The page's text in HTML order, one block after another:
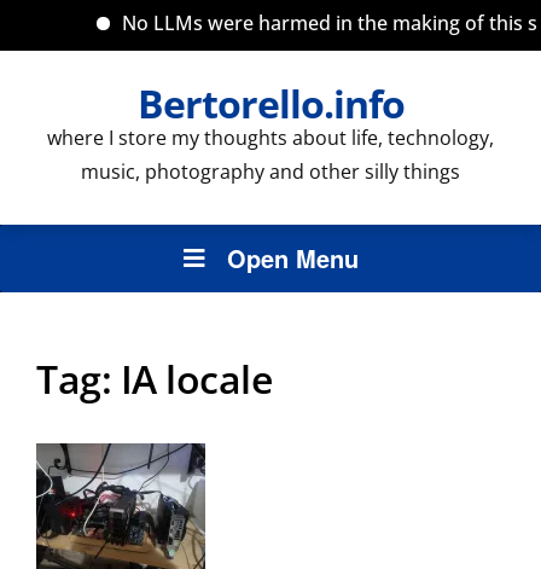
No LLMs were harmed in the making of this
Bertorello.info
where I store my thoughts about life, technology,
music, photography and other silly things
Open Menu
Tag: IA locale